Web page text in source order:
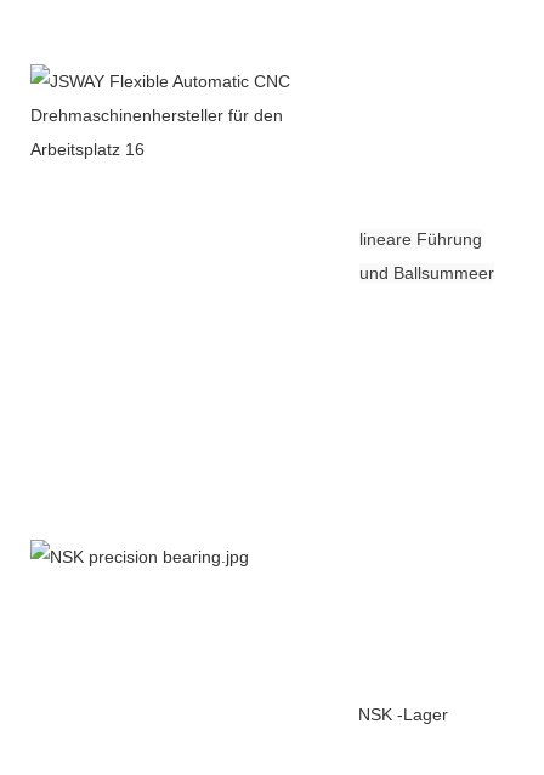
lineare Führung
und Ballsummeer
NSK -Lager